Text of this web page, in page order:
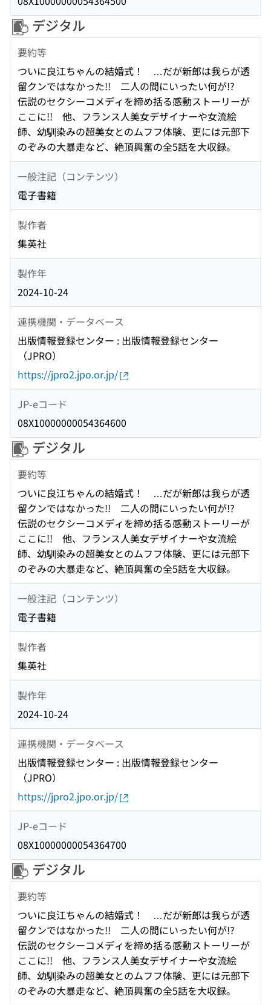
デジタル
要約等
ついに良江ちゃんの結婚式！ …だが新郎は我らが透
留クンではなかった!! 二人の間にいったい何が!?
伝説のセクシーコメディを締め括る感動ストーリーが
ここに!! 他、フランス人美女デザイナーや女流絵
師、幼馴染みの超美女とのムフフ体験、更には元部下
のぞみの大暴走など、絶頂興奮の全5話を大収録。
一般注記（コンテンツ）
電子書籍
製作者
集英社
製作年
2024-10-24
連携機関・データベース
出版情報登録センター : 出版情報登録センター
（JPRO）
https://jpro2.jpo.or.jp/
JP-eコード
08X10000000054364600
デジタル
要約等
ついに良江ちゃんの結婚式！ …だが新郎は我らが透
留クンではなかった!! 二人の間にいったい何が!?
伝説のセクシーコメディを締め括る感動ストーリーが
ここに!! 他、フランス人美女デザイナーや女流絵
師、幼馴染みの超美女とのムフフ体験、更には元部下
のぞみの大暴走など、絶頂興奮の全5話を大収録。
一般注記（コンテンツ）
電子書籍
製作者
集英社
製作年
2024-10-24
連携機関・データベース
出版情報登録センター : 出版情報登録センター
（JPRO）
https://jpro2.jpo.or.jp/
JP-eコード
08X10000000054364700
デジタル
要約等
ついに良江ちゃんの結婚式！ …だが新郎は我らが透
留クンではなかった!! 二人の間にいったい何が!?
伝説のセクシーコメディを締め括る感動ストーリーが
ここに!! 他、フランス人美女デザイナーや女流絵
師、幼馴染みの超美女とのムフフ体験、更には元部下
のぞみの大暴走など、絶頂興奮の全5話を大収録。